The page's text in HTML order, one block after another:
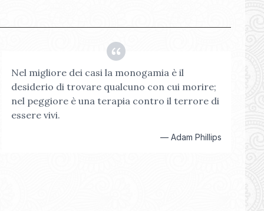
Nel migliore dei casi la monogamia è il
desiderio di trovare qualcuno con cui morire;
nel peggiore è una terapia contro il terrore di
essere vivi.
— Adam Phillips